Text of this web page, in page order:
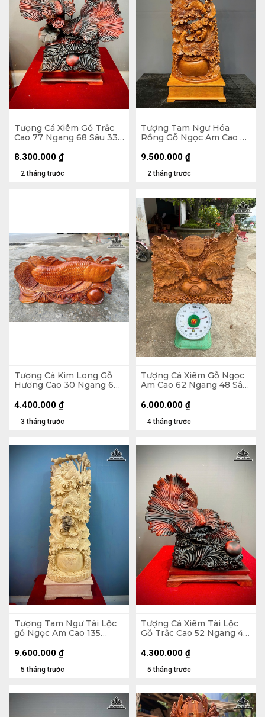
Tượng Cá Xiêm Gỗ Trắc
Cao 77 Ngang 68 Sâu 33
2 tháng trước
8.300.000 ₫
Tượng Tam Ngư Hóa
Rồng Gỗ Ngọc Am Cao Cả
(cm) - Kỷ Cao 15 (cm)
2 tháng trước
9.500.000 ₫
Tượng Cá Kim Long Gỗ
Hương Cao 30 Ngang 66
3 tháng trước
4.400.000 ₫
Tượng Cá Xiêm Gỗ Ngọc
Am Cao 62 Ngang 48 Sâu
4 tháng trước
6.000.000 ₫
Tượng Tam Ngư Tài Lộc
gỗ Ngọc Am Cao 135
5 tháng trước
9.600.000 ₫
Tượng Cá Xiêm Tài Lộc
Gỗ Trắc Cao 52 Ngang 48
5 tháng trước
4.300.000 ₫